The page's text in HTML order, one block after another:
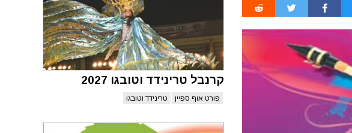
קרנבל טרינידד וטובגו 2027
פורט אוף ספיין טרינידד וטובגו